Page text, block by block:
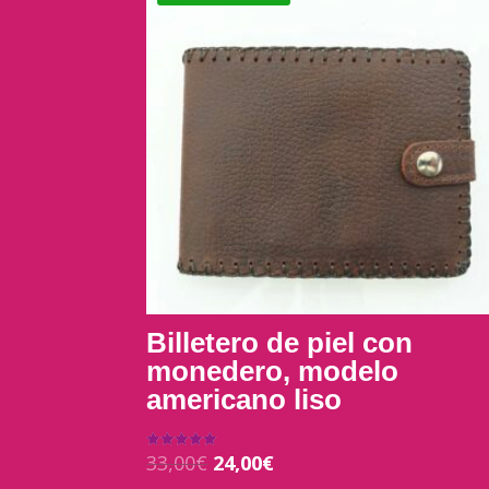
Billetero de piel con
monedero, modelo
americano liso
Valorado con
5.00
33,00€ 24,00€